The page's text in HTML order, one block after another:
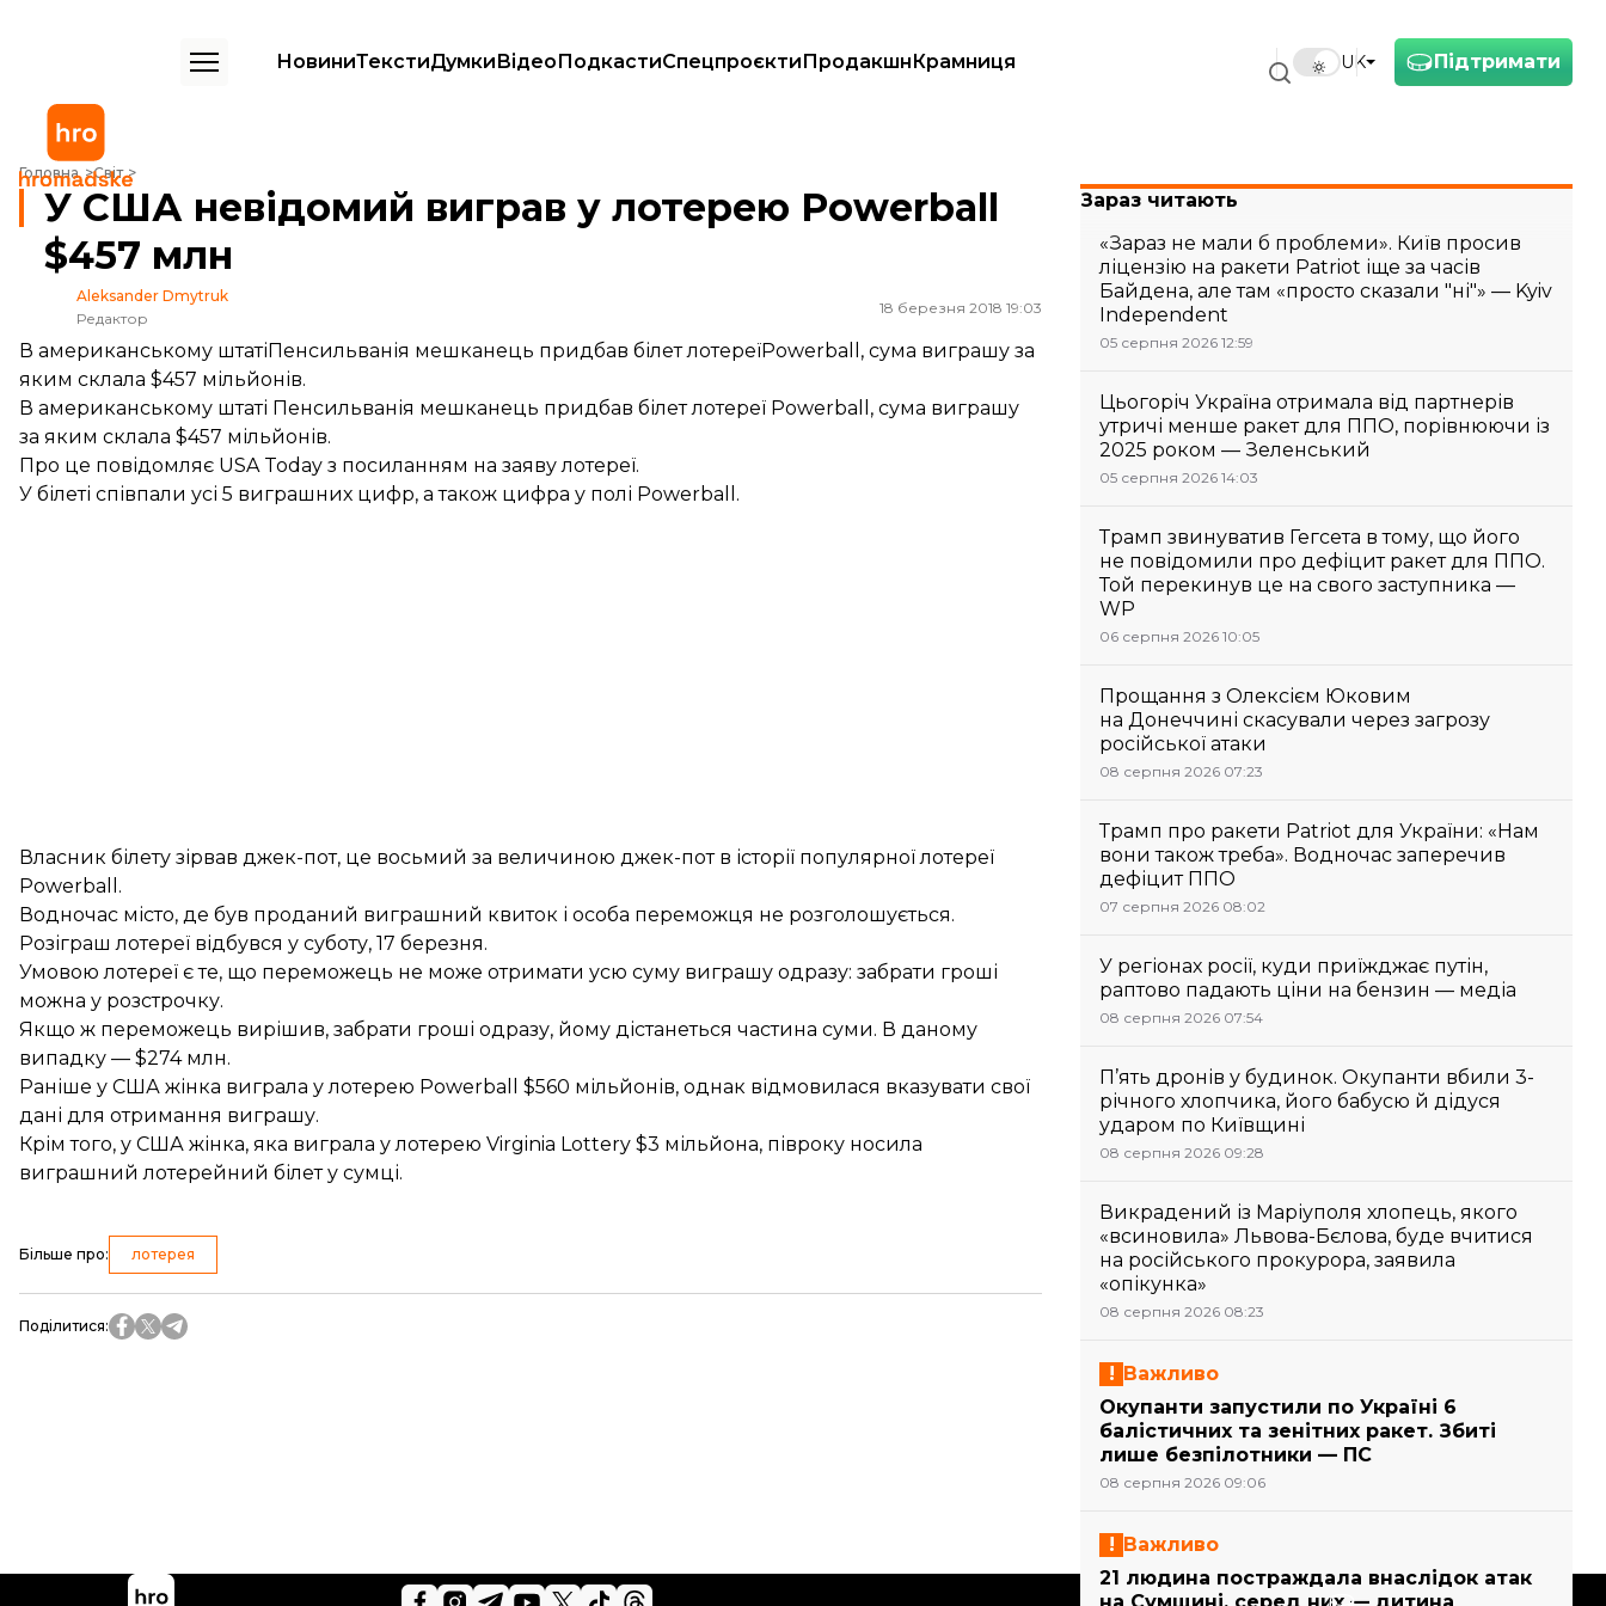
Підтримати
UK
НовиниТекстиДумкиВідеоПодкастиСпецпроєктиПродакшнКрамниця
Головна Світ
У США невідомий виграв у лотерею Powerball $457 млн
У США невідомий виграв у лотерею Powerball
$457 млн
Aleksander Dmytruk
Редактор
18 березня 2018 19:03
В американському штатіПенсильванія мешканець придбав білет лотереїPowerball, сума виграшу за
яким склала $457 мільйонів.
В американському штаті Пенсильванія мешканець придбав білет лотереї Powerball, сума виграшу
за яким склала $457 мільйонів.
Про це повідомляє USA Today з посиланням на заяву лотереї.
У білеті співпали усі 5 виграшних цифр, а також цифра у полі Powerball.
Власник білету зірвав джек-пот, це восьмий за величиною джек-пот в історії популярної лотереї
Powerball.
Водночас місто, де був проданий виграшний квиток і особа переможця не розголошується.
Розіграш лотереї відбувся у суботу, 17 березня.
Умовою лотереї є те, що переможець не може отримати усю суму виграшу одразу: забрати гроші
можна у розстрочку.
Якщо ж переможець вирішив, забрати гроші одразу, йому дістанеться частина суми. В даному
випадку — $274 млн.
Раніше у США жінка виграла у лотерею Powerball
$560 мільйонів, однак відмовилася вказувати свої
дані для отримання виграшу.
Крім того, у США жінка, яка виграла у лотерею Virginia Lottery $3 мільйона, півроку носила
виграшний лотерейний білет у сумці.
Більше про: лотерея
Поділитися:
Зараз читають
«Зараз не мали б проблеми». Київ просив
ліцензію на ракети Patriot іще за часів
Байдена, але там «просто сказали "ні"» — Kyiv
Independent
05 серпня 2026 12:59
Цьогоріч Україна отримала від партнерів
утричі менше ракет для ППО, порівнюючи із
2025 роком — Зеленський
05 серпня 2026 14:03
Трамп звинуватив Гегсета в тому, що його
не повідомили про дефіцит ракет для ППО.
Той перекинув це на свого заступника —
WP
06 серпня 2026 10:05
Прощання з Олексієм Юковим
на Донеччині скасували через загрозу
російської атаки
08 серпня 2026 07:23
Трамп про ракети Patriot для України: «Нам
вони також треба». Водночас заперечив
дефіцит ППО
07 серпня 2026 08:02
У регіонах росії, куди приїжджає путін,
раптово падають ціни на бензин — медіа
08 серпня 2026 07:54
П’ять дронів у будинок. Окупанти вбили 3-
річного хлопчика, його бабусю й дідуся
ударом по Київщині
08 серпня 2026 09:28
Викрадений із Маріуполя хлопець, якого
«всиновила» Львова-Бєлова, буде вчитися
на російського прокурора, заявила
«опікунка»
08 серпня 2026 08:23
Важливо
Окупанти запустили по Україні 6
балістичних та зенітних ракет. Збиті
лише безпілотники — ПС
08 серпня 2026 09:06
Важливо
21 людина постраждала внаслідок атак